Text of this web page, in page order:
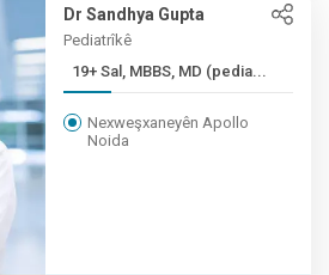
Dr Sandhya Gupta
Pediatrîkê
19+ Sal, MBBS, MD (pedia...
Nexweşxaneyên Apollo
Noida